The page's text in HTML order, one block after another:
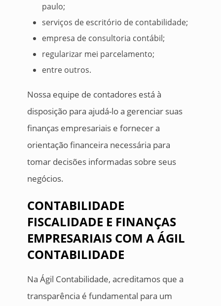
paulo;
serviços de escritório de contabilidade;
empresa de consultoria contábil;
regularizar mei parcelamento;
entre outros.
Nossa equipe de contadores está à
disposição para ajudá-lo a gerenciar suas
finanças empresariais e fornecer a
orientação financeira necessária para
tomar decisões informadas sobre seus
negócios.
CONTABILIDADE
FISCALIDADE E FINANÇAS
EMPRESARIAIS COM A ÁGIL
CONTABILIDADE
Na Ágil Contabilidade, acreditamos que a
transparência é fundamental para um